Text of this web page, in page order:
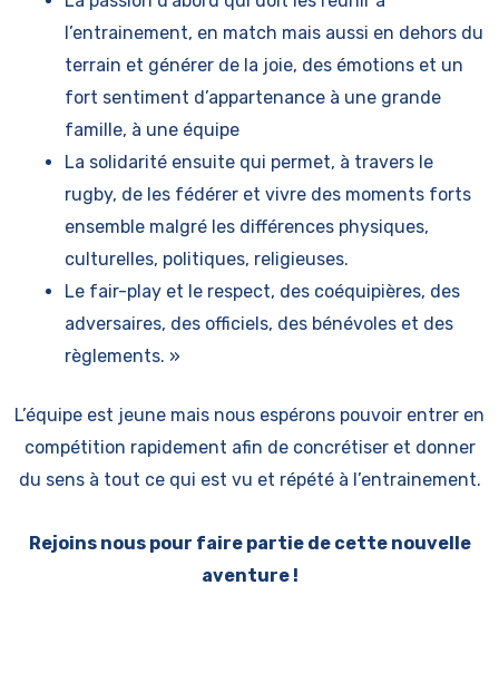
l’entrainement, en match mais aussi en dehors du
terrain et générer de la joie, des émotions et un
fort sentiment d’appartenance à une grande
famille, à une équipe
La solidarité ensuite qui permet, à travers le
rugby, de les fédérer et vivre des moments forts
ensemble malgré les différences physiques,
culturelles, politiques, religieuses.
Le fair-play et le respect, des coéquipières, des
adversaires, des officiels, des bénévoles et des
règlements. »
L’équipe est jeune mais nous espérons pouvoir entrer en
compétition rapidement afin de concrétiser et donner
du sens à tout ce qui est vu et répété à l’entrainement.
Rejoins nous pour faire partie de cette nouvelle
aventure !